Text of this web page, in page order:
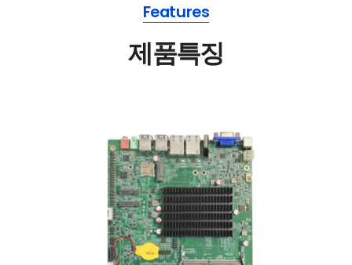
Features
제품특징